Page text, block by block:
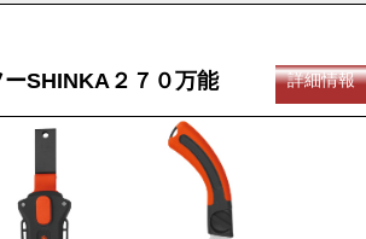
ーSHINKA２７０万能 詳細情報